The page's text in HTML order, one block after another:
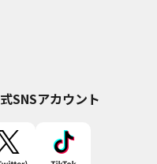
SNSアカウント